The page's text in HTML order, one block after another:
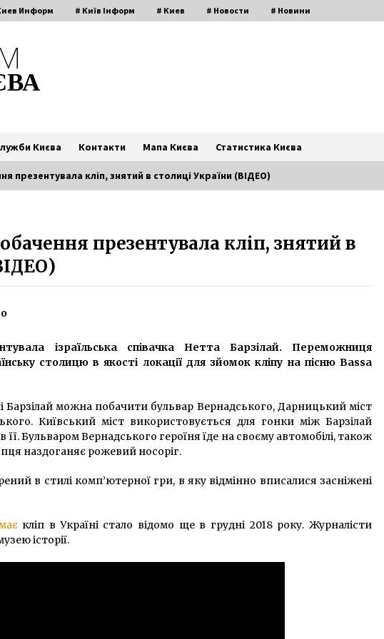
Информ # Київ Інформ # Киев # Новости # Новини
Києва Контакти Мапа Києва Статистика Києва
очах
закрили на карантин через
епідемію грипу
в Києві на
Причал «Надії», чи як держава
втрачає мільйонні прибутки
як виглядала
у 1930-ті
Столичний фунікулер збираються
відреставрувати
презентувала кліп, знятий в столиці України (ВІДЕО)
презентувала кліп, знятий в
ізраїльська співачка Нетта Барзілай. Переможниця
столицю в якості локації для зйомок кліпу на пісню Bassa
Барзілай можна побачити бульвар Вернадського, Дарницький міст
Київський міст використовується для гонки між Барзілай
Бульваром Вернадського героїня їде на своєму автомобілі, також
наздоганяє рожевий носоріг.
в стилі комп’ютерної гри, в яку відмінно вписалися засніжені
кліп в Україні стало відомо ще в грудні 2018 року. Журналісти
історії.